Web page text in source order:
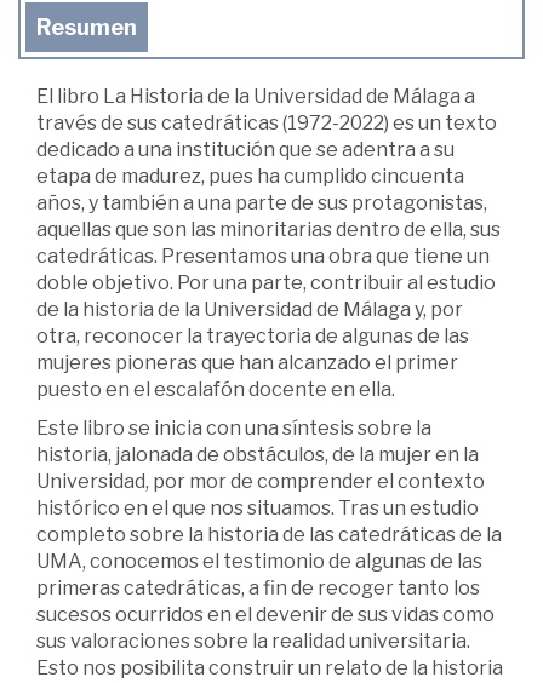
Resumen
El libro La Historia de la Universidad de Málaga a
través de sus catedráticas (1972-2022) es un texto
dedicado a una institución que se adentra a su
etapa de madurez, pues ha cumplido cincuenta
años, y también a una parte de sus protagonistas,
aquellas que son las minoritarias dentro de ella, sus
catedráticas. Presentamos una obra que tiene un
doble objetivo. Por una parte, contribuir al estudio
de la historia de la Universidad de Málaga y, por
otra, reconocer la trayectoria de algunas de las
mujeres pioneras que han alcanzado el primer
puesto en el escalafón docente en ella.
Este libro se inicia con una síntesis sobre la
historia, jalonada de obstáculos, de la mujer en la
Universidad, por mor de comprender el contexto
histórico en el que nos situamos. Tras un estudio
completo sobre la historia de las catedráticas de la
UMA, conocemos el testimonio de algunas de las
primeras catedráticas, a fin de recoger tanto los
sucesos ocurridos en el devenir de sus vidas como
sus valoraciones sobre la realidad universitaria.
Esto nos posibilita construir un relato de la historia